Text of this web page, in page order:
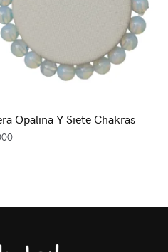
Opalina Y Siete Chakras